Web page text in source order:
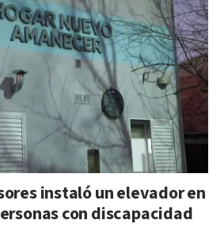
instaló un elevador en
con discapacidad